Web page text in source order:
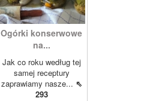
Ogórki konserwowe
na...
Jak co roku według tej
samej receptury
zaprawiamy nasze... ⇖
293